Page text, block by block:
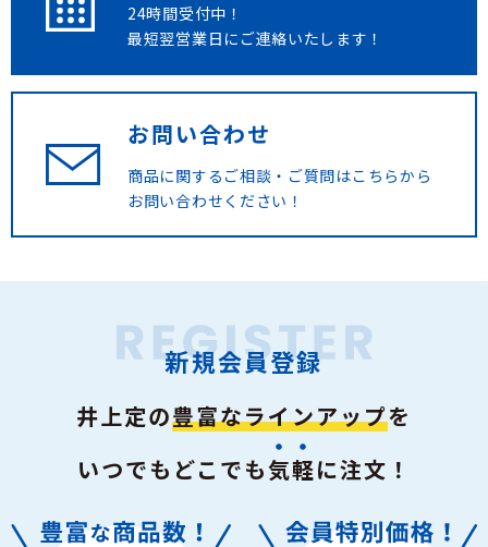
24時間受付中！
最短翌営業日にご連絡いたします！
お問い合わせ
商品に関するご相談・ご質問はこちらから
お問い合わせください！
新規会員登録
井上定の豊富なラインアップを
いつでもどこでも気軽に注文！